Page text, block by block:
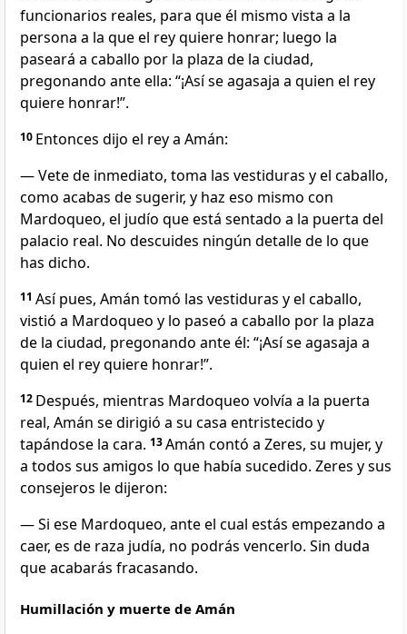
funcionarios reales, para que él mismo vista a la
persona a la que el rey quiere honrar; luego la
paseará a caballo por la plaza de la ciudad,
pregonando ante ella: “¡Así se agasaja a quien el rey
quiere honrar!”.
10 Entonces dijo el rey a Amán:
— Vete de inmediato, toma las vestiduras y el caballo,
como acabas de sugerir, y haz eso mismo con
Mardoqueo, el judío que está sentado a la puerta del
palacio real. No descuides ningún detalle de lo que
has dicho.
11 Así pues, Amán tomó las vestiduras y el caballo,
vistió a Mardoqueo y lo paseó a caballo por la plaza
de la ciudad, pregonando ante él: “¡Así se agasaja a
quien el rey quiere honrar!”.
12 Después, mientras Mardoqueo volvía a la puerta
real, Amán se dirigió a su casa entristecido y
tapándose la cara. 13Amán contó a Zeres, su mujer, y
a todos sus amigos lo que había sucedido. Zeres y sus
consejeros le dijeron:
— Si ese Mardoqueo, ante el cual estás empezando a
caer, es de raza judía, no podrás vencerlo. Sin duda
que acabarás fracasando.
Humillación y muerte de Amán